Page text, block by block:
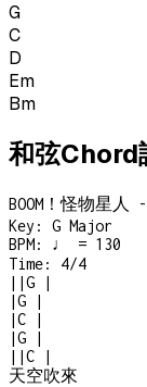
G
C
D
Em
Bm
和弦Chord
BOOM！怪物星
Key: G Major
BPM: ♩ = 130
Time: 4/4
| |G
|
|G
|
|C
|
|G
|
| |C
|
天空吹來